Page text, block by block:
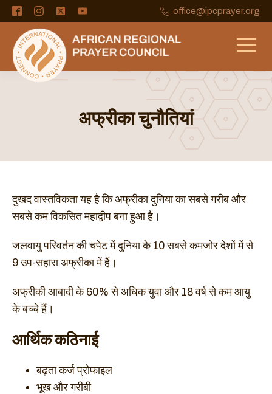
office@ipcprayer.org
अफ्रीका चुनौतियां
दुखद वास्तविकता यह है कि अफ्रीका दुनिया का सबसे गरीब और
सबसे कम विकसित महाद्वीप बना हुआ है।
जलवायु परिवर्तन की चपेट में दुनिया के 10 सबसे कमजोर देशों में से
9 उप-सहारा अफ्रीका में हैं।
अफ्रीकी आबादी के 60% से अधिक युवा और 18 वर्ष से कम आयु
के बच्चे हैं।
आर्थिक कठिनाई
बढ़ता कर्ज प्रोफाइल
भूख और गरीबी